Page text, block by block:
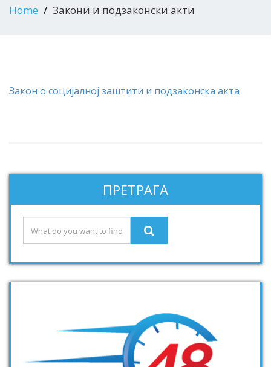
Home Закони и подзаконски акти
Закон o социјалној заштити и подзаконска акта
ПРЕТРАГА